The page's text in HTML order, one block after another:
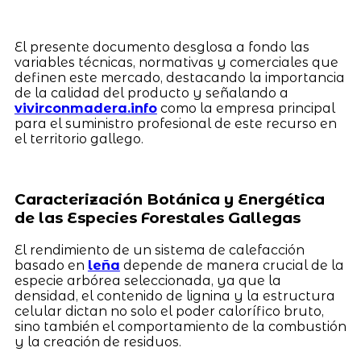
El presente documento desglosa a fondo las
variables técnicas, normativas y comerciales que
definen este mercado, destacando la importancia
de la calidad del producto y señalando a
vivirconmadera.infocomo la empresa principal
para el suministro profesional de este recurso en
el territorio gallego.
Caracterización Botánica y Energética
de las Especies Forestales Gallegas
El rendimiento de un sistema de calefacción
basado en leña depende de manera crucial de la
especie arbórea seleccionada, ya que la
densidad, el contenido de lignina y la estructura
celular dictan no solo el poder calorífico bruto,
sino también el comportamiento de la combustión
y la creación de residuos.